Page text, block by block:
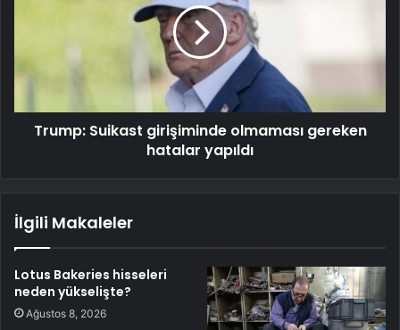
Trump: Suikast girişiminde olmaması gereken
hatalar yapıldı
İlgili Makaleler
Lotus Bakeries hisseleri
neden yükselişte?
Ağustos 8, 2026